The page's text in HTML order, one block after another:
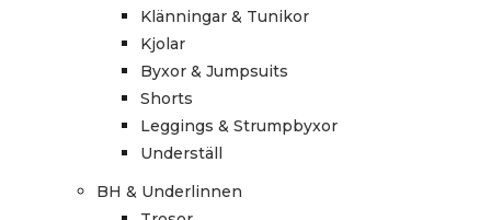
Klänningar & Tunikor
Kjolar
Byxor & Jumpsuits
Shorts
Leggings & Strumpbyxor
Underställ
BH & Underlinnen